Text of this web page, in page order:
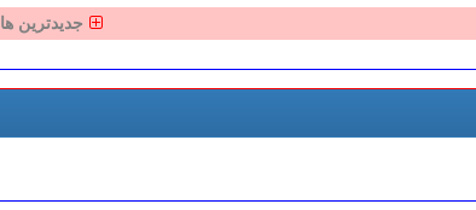
جدیدترین ها